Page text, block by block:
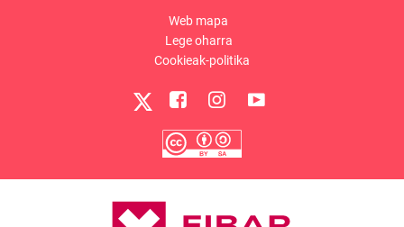
Web mapa
Lege oharra
Cookieak-politika